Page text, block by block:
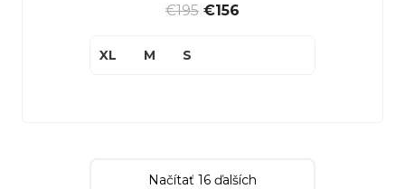
€195 €156
XL M S
Načítať 16 ďalších